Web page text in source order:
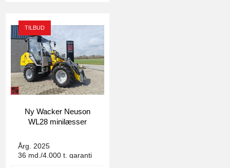
TILBUD
Ny Wacker Neuson
WL28 minilæsser
Årg. 2025
36 md./4.000 t. garanti